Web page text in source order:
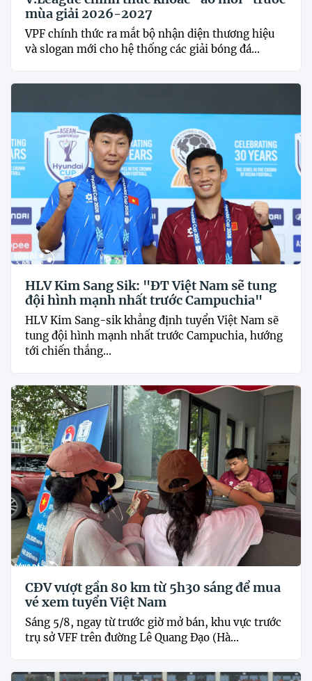
mùa giải 2026-2027
VPF chính thức ra mắt bộ nhận diện thương hiệu
và slogan mới cho hệ thống các giải bóng đá...
HLV Kim Sang Sik: "ĐT Việt Nam sẽ tung
đội hình mạnh nhất trước Campuchia"
HLV Kim Sang-sik khẳng định tuyển Việt Nam sẽ
tung đội hình mạnh nhất trước Campuchia, hướng
tới chiến thắng...
CĐV vượt gần 80 km từ 5h30 sáng để mua
vé xem tuyển Việt Nam
Sáng 5/8, ngay từ trước giờ mở bán, khu vực trước
trụ sở VFF trên đường Lê Quang Đạo (Hà...